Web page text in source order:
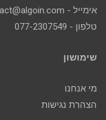
אימייל - contact@algoin.com
טלפון - 077-2307549
שימושון
מי אנחנו
הצהרת נגישות